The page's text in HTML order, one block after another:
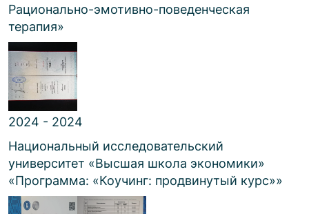
Рационально-эмотивно-поведенческая
терапия»
2024 - 2024
Национальный исследовательский
университет «Высшая школа экономики»
«Программа: «Коучинг: продвинутый курс»»